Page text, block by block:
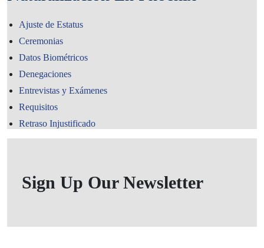
Ajuste de Estatus
Ceremonias
Datos Biométricos
Denegaciones
Entrevistas y Exámenes
Requisitos
Retraso Injustificado
Sign Up Our Newsletter